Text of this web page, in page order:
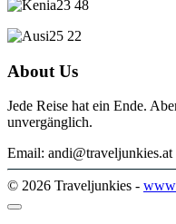
About Us
Jede Reise hat ein Ende.
unvergänglich.
Email: andi@traveljunkies.at
© 2026 Traveljunkies -